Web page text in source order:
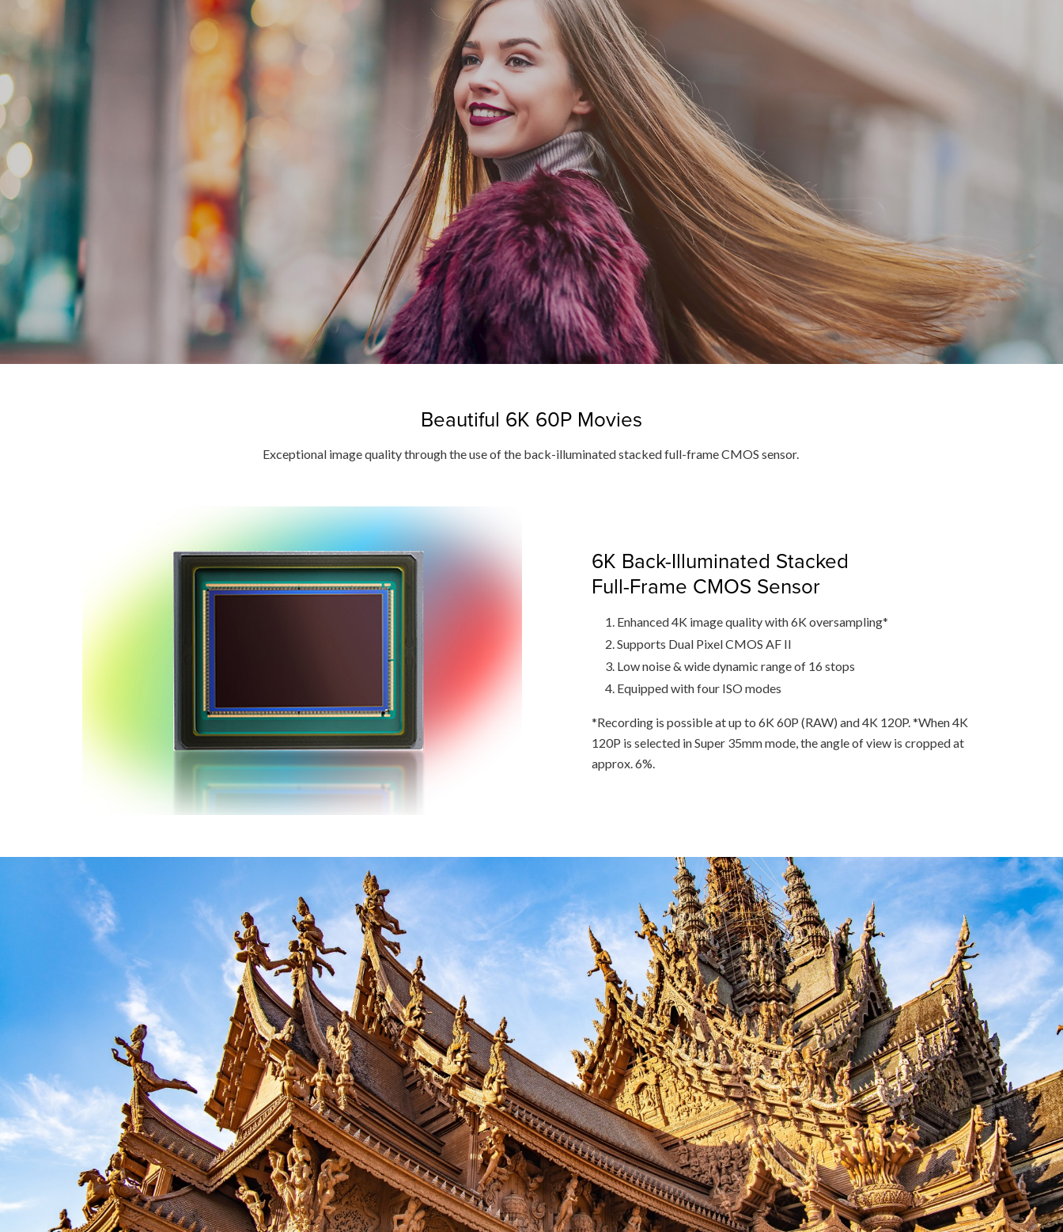
Beautiful 6K 60P Movies
Exceptional image quality through the use of the back-illuminated stacked full-frame CMOS sensor.
6K Back-Illuminated Stacked
Full-Frame CMOS Sensor
Enhanced 4K image quality with 6K oversampling*
Supports Dual Pixel CMOS AF II
Low noise & wide dynamic range of 16 stops
Equipped with four ISO modes
*Recording is possible at up to 6K 60P (RAW) and 4K 120P. *When 4K
120P is selected in Super 35mm mode, the angle of view is cropped at
approx. 6%.